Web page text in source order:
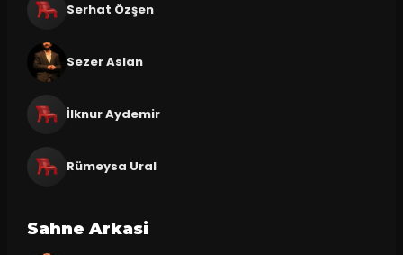
Serhat Özşen
Sezer Aslan
İlknur Aydemir
Rümeysa Ural
Sahne Arkasi